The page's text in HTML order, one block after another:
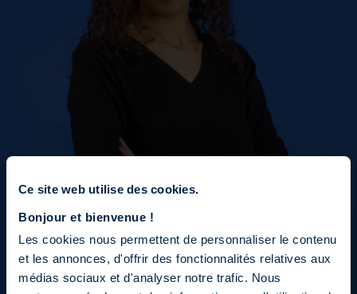
Ce site web utilise des cookies.
Bonjour et bienvenue !
Les cookies nous permettent de personnaliser le contenu
et les annonces, d'offrir des fonctionnalités relatives aux
médias sociaux et d'analyser notre trafic. Nous